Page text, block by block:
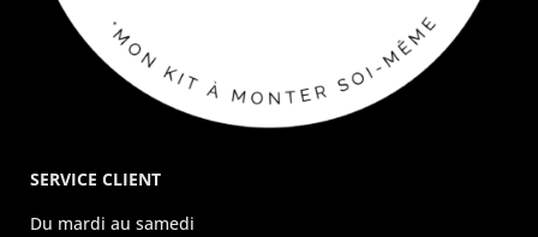
SERVICE CLIENT
Du mardi au samedi